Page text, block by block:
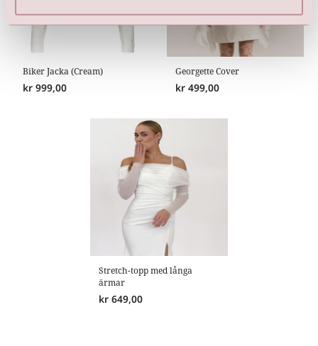
Biker Jacka (Cream)
kr 999,00
Georgette Cover
kr 499,00
Stretch-topp med långa
ärmar
kr 649,00